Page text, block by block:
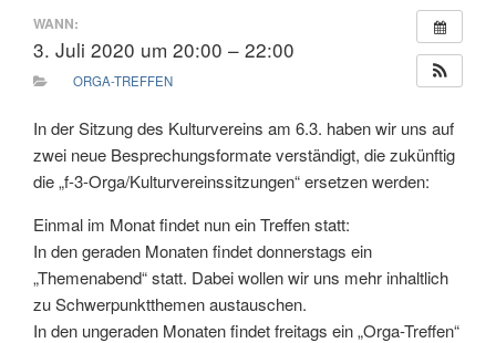
WANN:
3. Juli 2020 um 20:00 – 22:00
ORGA-TREFFEN
In der Sitzung des Kulturvereins am 6.3. haben wir uns auf
zwei neue Besprechungsformate verständigt, die zukünftig
die „f-3-Orga/Kulturvereinssitzungen“ ersetzen werden:
Einmal im Monat findet nun ein Treffen statt:
In den geraden Monaten findet donnerstags ein
„Themenabend“ statt. Dabei wollen wir uns mehr inhaltlich
zu Schwerpunktthemen austauschen.
In den ungeraden Monaten findet freitags ein „Orga-Treffen“